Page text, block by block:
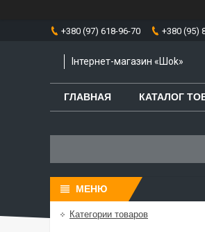
+380 (97) 618-96-70 +380 (95)
Інтернет-магазин «Шоk»
ГЛАВНАЯ КАТАЛОГ
Категории товаров